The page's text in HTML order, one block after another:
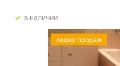
в наличии
лидер продаж